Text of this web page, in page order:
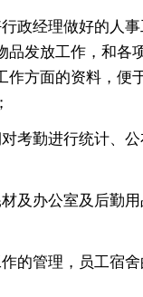
经理做好的人事
品发放工作，和各
作方面的资料，便
勤进行统计、公
办公室及后勤用
管理，员工宿舍